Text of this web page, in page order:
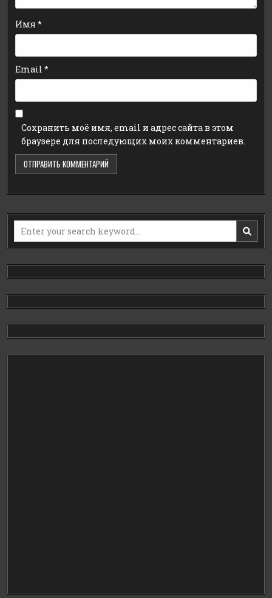
Имя*
Email*
Сохранить моё имя, email и адрес сайта в этом
браузере для последующих моих комментариев.
Search
for: